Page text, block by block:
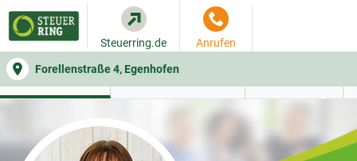
Forellenstraße 4, Egenhofen
Steuerring.de Anrufen
WER SIE BERÄT BEITRAGSRECHNER